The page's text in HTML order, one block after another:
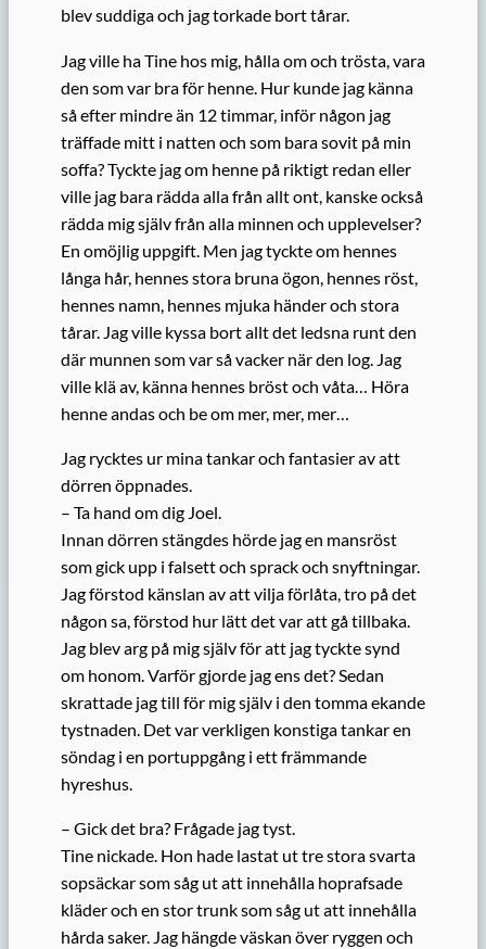
blev suddiga och jag torkade bort tårar.
Jag ville ha Tine hos mig, hålla om och trösta, vara
den som var bra för henne. Hur kunde jag känna
så efter mindre än 12 timmar, inför någon jag
träffade mitt i natten och som bara sovit på min
soffa? Tyckte jag om henne på riktigt redan eller
ville jag bara rädda alla från allt ont, kanske också
rädda mig själv från alla minnen och upplevelser?
En omöjlig uppgift. Men jag tyckte om hennes
långa hår, hennes stora bruna ögon, hennes röst,
hennes namn, hennes mjuka händer och stora
tårar. Jag ville kyssa bort allt det ledsna runt den
där munnen som var så vacker när den log. Jag
ville klä av, känna hennes bröst och våta… Höra
henne andas och be om mer, mer, mer…
Jag rycktes ur mina tankar och fantasier av att
dörren öppnades.
– Ta hand om dig Joel.
Innan dörren stängdes hörde jag en mansröst
som gick upp i falsett och sprack och snyftningar.
Jag förstod känslan av att vilja förlåta, tro på det
någon sa, förstod hur lätt det var att gå tillbaka.
Jag blev arg på mig själv för att jag tyckte synd
om honom. Varför gjorde jag ens det? Sedan
skrattade jag till för mig själv i den tomma ekande
tystnaden. Det var verkligen konstiga tankar en
söndag i en portuppgång i ett främmande
hyreshus.
– Gick det bra? Frågade jag tyst.
Tine nickade. Hon hade lastat ut tre stora svarta
sopsäckar som såg ut att innehålla hoprafsade
kläder och en stor trunk som såg ut att innehålla
hårda saker. Jag hängde väskan över ryggen och